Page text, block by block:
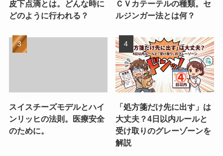
皮下点滴とは。どんな時に
どのように行われる？
ＣＶカテーテルの種類。セ
ルジンガー法とは何？
スイスチーズモデルとハイ
ンリッヒの法則。医療安全
のために。
「処方箋だけ先に出す」は
大丈夫？4日以内ルールと
受け取りのグレーゾーンを
解説